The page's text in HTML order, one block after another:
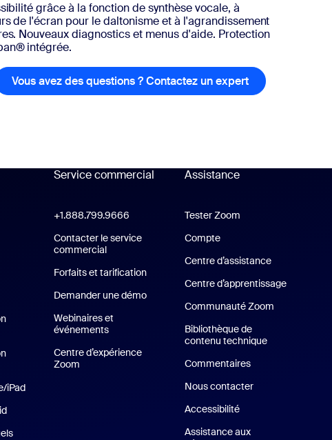
grâce à la fonction de synthèse vocale, à
de l'écran pour le daltonisme et à l'agrandissement
Nouveaux diagnostics et menus d'aide. Protection
intégrée.
plus
Vous avez des questions ? Contactez un expert Vous avez des
ESG
Zoom Workplace
Zoom Rooms
iPadApplication iPhone/iPad
Application Android
Service commercial
+1.888.799.9666 Cliquer pour appeler
Contacter le service
commercial
Forfaits et tarificationForfaits et tarification
Demander une démoDemander une démo
Webinaires et
événements
Centre d’expérience
Zoom Centre d’expérience Zoom
Assistance
Assistance
Tester Zoom
Compte
Centre d’assistance
Centre d’apprentissage
Communauté Zoom
Bibliothèque de
contenu technique
Commentaires
Nous contacter
Accessibilité
Assistance aux